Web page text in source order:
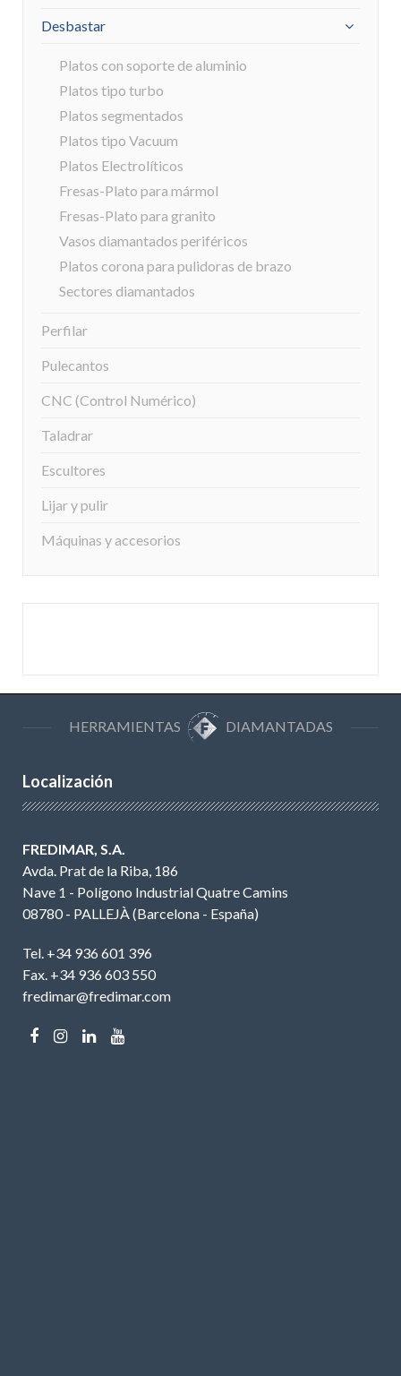
Desbastar
Platos con soporte de aluminio
Platos tipo turbo
Platos segmentados
Platos tipo Vacuum
Platos Electrolíticos
Fresas-Plato para mármol
Fresas-Plato para granito
Vasos diamantados periféricos
Platos corona para pulidoras de brazo
Sectores diamantados
Perfilar
Pulecantos
CNC (Control Numérico)
Taladrar
Escultores
Lijar y pulir
Máquinas y accesorios
HERRAMIENTAS DIAMANTADAS
Localización
FREDIMAR, S.A.
Avda. Prat de la Riba, 186
Nave 1 - Polígono Industrial Quatre Camins
08780 - PALLEJÀ (Barcelona - España)
Tel. +34 936 601 396
Fax. +34 936 603 550
fredimar@fredimar.com